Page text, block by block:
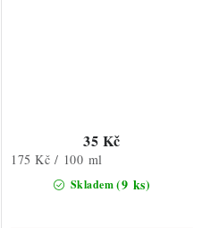
Skladem(9 ks)
35 Kč
Měrná
175 Kč / 100 ml